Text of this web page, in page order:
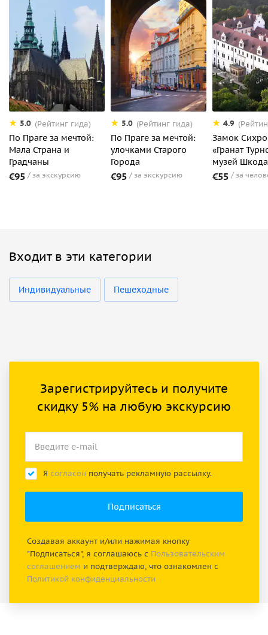
5.0 (Рейтинг гида)
По Праге за мечтой:
Мала Страна и
Градчаны
€95 за экскурсию
5.0 (Рейтинг гида)
По Праге за мечтой:
улочками Старого
Города
€95 за экскурсию
4.9
Замок
«Гранат
музей Шкода
€55 за
Входит в эти категории
Индивидуальные Пешеходные
Зарегистрируйтесь и получите
скидку 5% на любую экскурсию
Я согласен получать рекламную рассылку.
Создавая аккаунт и/или нажимая кнопку
"Подписаться", я соглашаюсь с Пользовательским
соглашением и подтверждаю, что ознакомлен с
Политикой конфиденциальности